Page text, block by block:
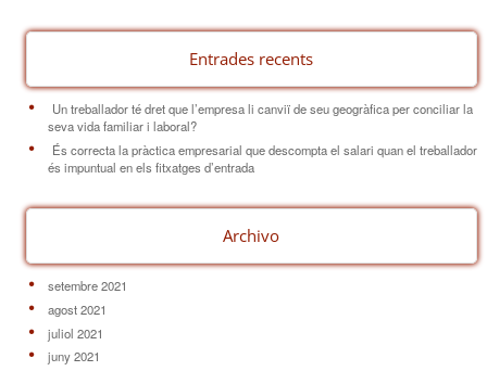
Entrades recents
Un treballador té dret que l’empresa li canviï de seu geogràfica per conciliar la
seva vida familiar i laboral?
És correcta la pràctica empresarial que descompta el salari quan el treballador
és impuntual en els fitxatges d’entrada
Archivo
setembre 2021
agost 2021
juliol 2021
juny 2021